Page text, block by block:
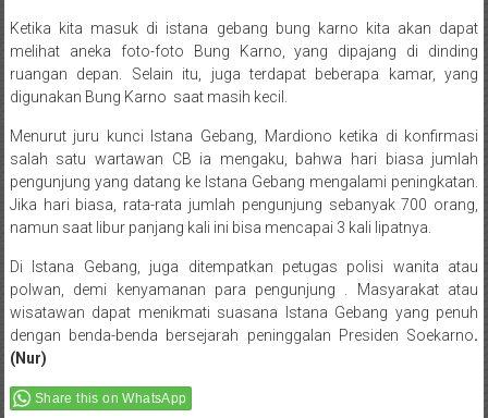
Ketika kita masuk di istana gebang bung karno kita akan dapat
melihat aneka foto-foto Bung Karno, yang dipajang di dinding
ruangan depan. Selain itu, juga terdapat beberapa kamar, yang
digunakan Bung Karno saat masih kecil.
Menurut juru kunci Istana Gebang, Mardiono ketika di konfirmasi
salah satu wartawan CB ia mengaku, bahwa hari biasa jumlah
pengunjung yang datang ke Istana Gebang mengalami peningkatan.
Jika hari biasa, rata-rata jumlah pengunjung sebanyak 700 orang,
namun saat libur panjang kali ini bisa mencapai 3 kali lipatnya.
Di Istana Gebang, juga ditempatkan petugas polisi wanita atau
polwan, demi kenyamanan para pengunjung . Masyarakat atau
wisatawan dapat menikmati suasana Istana Gebang yang penuh
dengan benda-benda bersejarah peninggalan Presiden Soekarno.
(Nur)
Share this on WhatsApp